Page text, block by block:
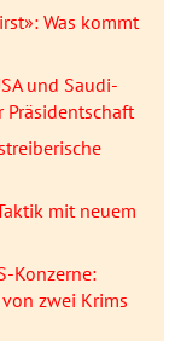
Was kommt
und Saudi-
Präsidentschaft
mit neuem
Konzerne:
zwei Krims